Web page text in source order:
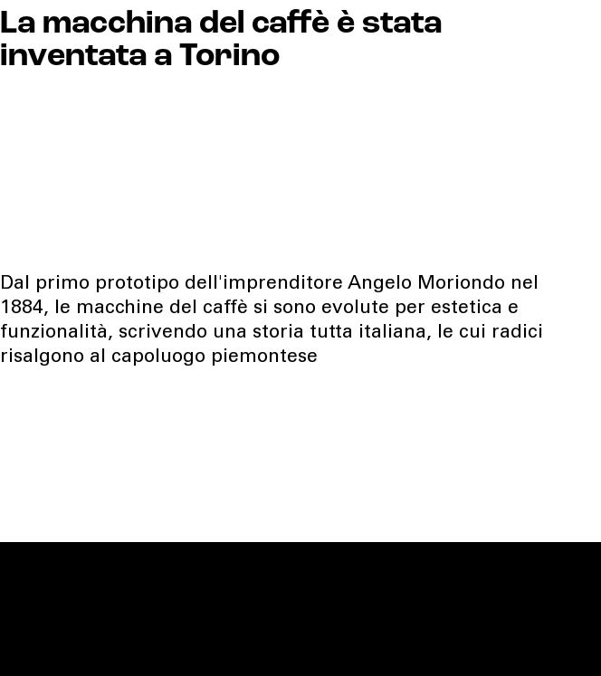
La macchina del caffè è stata
inventata a Torino
Dal primo prototipo dell'imprenditore Angelo Moriondo nel
1884, le macchine del caffè si sono evolute per estetica e
funzionalità, scrivendo una storia tutta italiana, le cui radici
risalgono al capoluogo piemontese